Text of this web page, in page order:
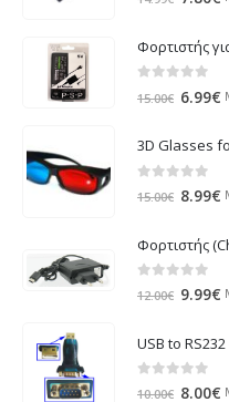
was:
14.99€.
Φορτιστής
out of 5
15.00€ Original
was:
15.00€.
6.99€ Η
3D Glasses
out of 5
15.00€ Original
was:
15.00€.
8.99€ Η
Φορτιστής
out of 5
12.00€ Original
was:
12.00€.
9.99€ Η
USB to
out of 5
10.00€ Original
8.00€ Η